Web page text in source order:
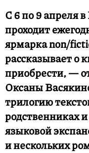
С 6 по 9 апреля
проходит
ярмарка non/
рассказывает о
приобрести, —
Оксаны
трилогию
родственниках
языковой
и нескольких